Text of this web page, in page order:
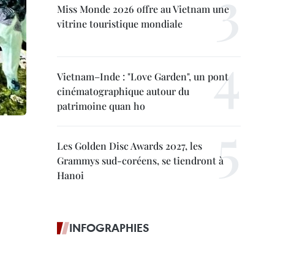
Miss Monde 2026 offre au Vietnam une
vitrine touristique mondiale
Vietnam–Inde : "Love Garden", un pont
cinématographique autour du
patrimoine quan ho
Les Golden Disc Awards 2027, les
Grammys sud-coréens, se tiendront à
Hanoi
INFOGRAPHIES